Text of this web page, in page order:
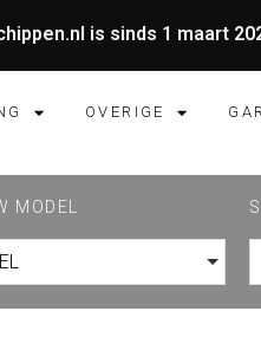
is sinds 1 maart
OVERIGE
MODEL